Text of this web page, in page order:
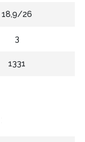
18,9/26
3
1331